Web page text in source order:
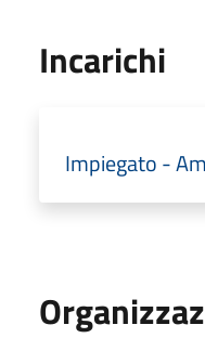
Incarichi
Impiegato -